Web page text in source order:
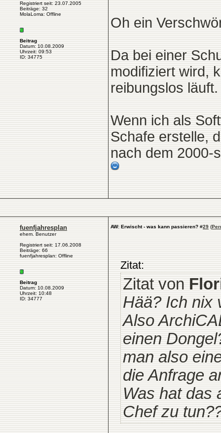
Registriert seit: 23.07.2005
Beiträge: 32
MolaLoma: Offline
Beitrag
Datum: 10.08.2009
Uhrzeit: 09:53
ID: 34775
Oh ein
Da bei einer
modifiziert wird,
reibungslos läuft.
Wenn ich als
Schafe erstelle,
nach dem 2000-
fuenfjahresplan
ehem. Benutzer
Registriert seit: 17.06.2008
Beiträge: 66
fuenfjahresplan: Offline
Beitrag
Datum: 10.08.2009
Uhrzeit: 10:48
ID: 34777
AW: Erwischt - was kann passieren? #29 (
Zitat:
Zitat von
Hää? Ich nix
Also
einen
man also
die Anfrage
Was hat das
Chef zu